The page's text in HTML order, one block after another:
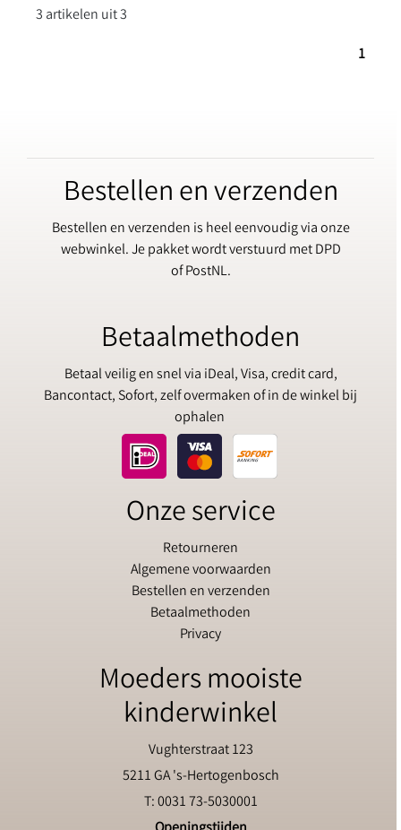
3 artikelen uit 3
1
Bestellen en verzenden
Bestellen en verzenden is heel eenvoudig via onze
webwinkel. Je pakket wordt verstuurd met DPD
of PostNL.
Betaalmethoden
Betaal veilig en snel via iDeal, Visa, credit card,
Bancontact, Sofort, zelf overmaken of in de winkel bij
ophalen
Onze service
Retourneren
Algemene voorwaarden
Bestellen en verzenden
Betaalmethoden
Privacy
Moeders mooiste
kinderwinkel
Vughterstraat 123
5211 GA 's-Hertogenbosch
T: 0031 73-5030001